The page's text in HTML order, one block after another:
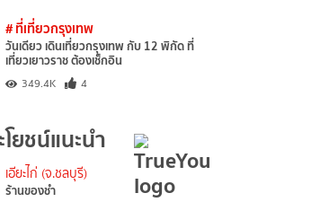
# ที่เที่ยวกรุงเทพ
วันเดียว เดินเที่ยวกรุงเทพ กับ 12 พิกัด ที่
เที่ยวเยาวราช ต้องเช็กอิน
349.4K 4
ยชน์แนะนำ
เอียะไก่ (จ.ชลบุรี)
ร้านของชำ